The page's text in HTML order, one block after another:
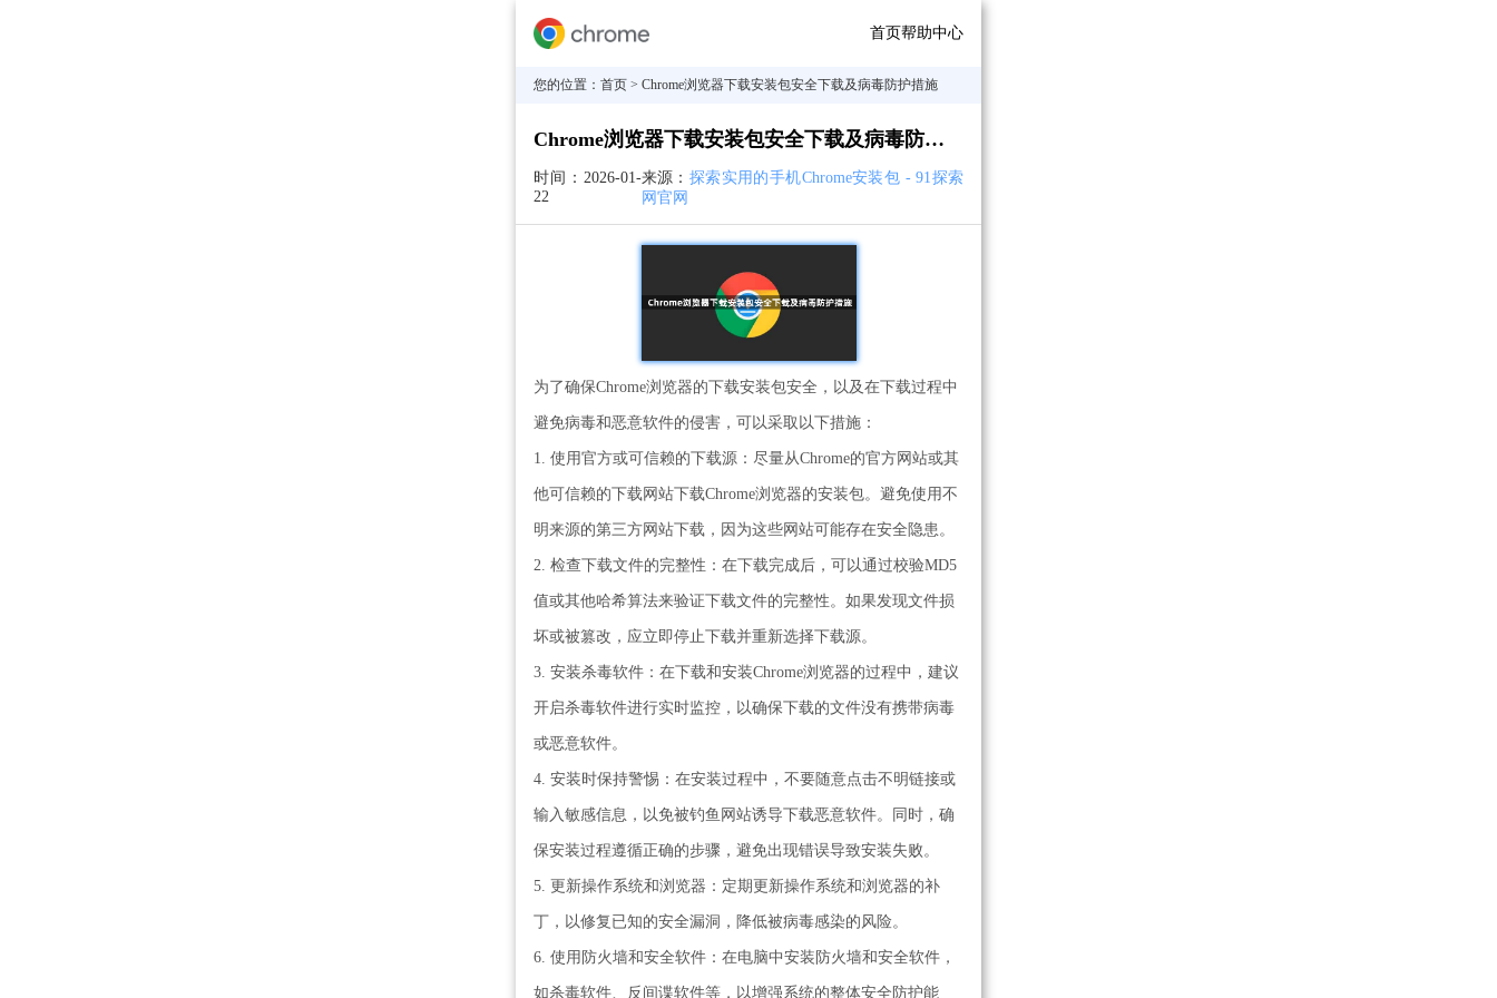
首页帮助中心
您的位置： 首页 > Chrome浏览器下载安装包安全下载及病毒防护措施
Chrome浏览器下载安装包安全下载及病毒防护措施
时间： 2026-01-
22
来源： 探索实用的手机Chrome安装包 - 91探索
网官网
为了确保Chrome浏览器的下载安装包安全，以及在下载过程中
避免病毒和恶意软件的侵害，可以采取以下措施：
1. 使用官方或可信赖的下载源：尽量从Chrome的官方网站或其
他可信赖的下载网站下载Chrome浏览器的安装包。避免使用不
明来源的第三方网站下载，因为这些网站可能存在安全隐患。
2. 检查下载文件的完整性：在下载完成后，可以通过校验MD5
值或其他哈希算法来验证下载文件的完整性。如果发现文件损
坏或被篡改，应立即停止下载并重新选择下载源。
3. 安装杀毒软件：在下载和安装Chrome浏览器的过程中，建议
开启杀毒软件进行实时监控，以确保下载的文件没有携带病毒
或恶意软件。
4. 安装时保持警惕：在安装过程中，不要随意点击不明链接或
输入敏感信息，以免被钓鱼网站诱导下载恶意软件。同时，确
保安装过程遵循正确的步骤，避免出现错误导致安装失败。
5. 更新操作系统和浏览器：定期更新操作系统和浏览器的补
丁，以修复已知的安全漏洞，降低被病毒感染的风险。
6. 使用防火墙和安全软件：在电脑中安装防火墙和安全软件，
如杀毒软件、反间谍软件等，以增强系统的整体安全防护能